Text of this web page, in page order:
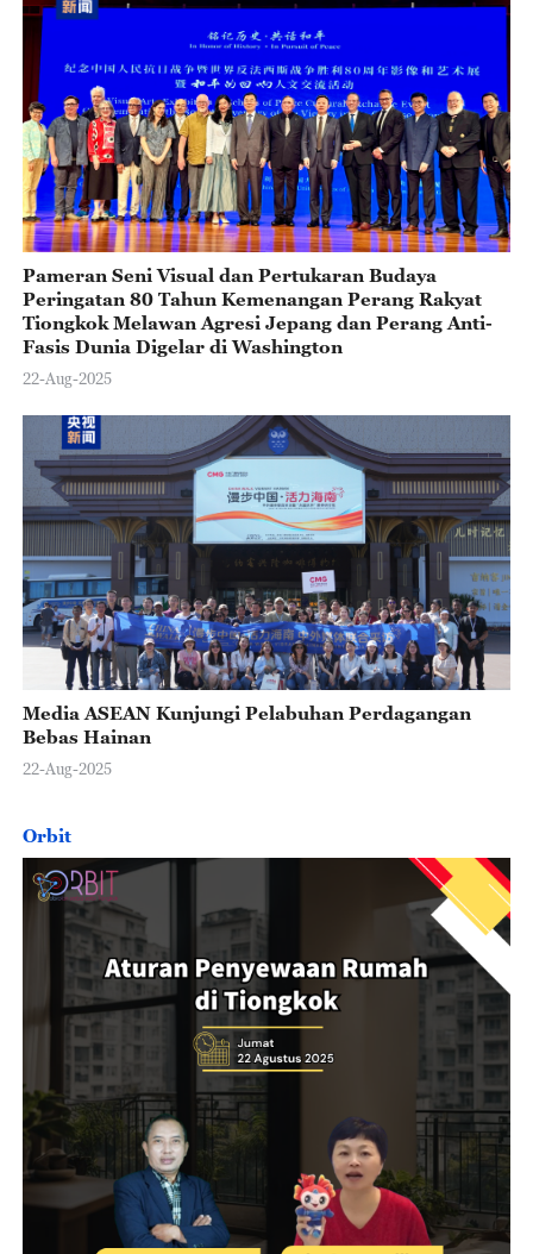
Pameran Seni Visual dan Pertukaran Budaya
Peringatan 80 Tahun Kemenangan Perang Rakyat
Tiongkok Melawan Agresi Jepang dan Perang Anti-
Fasis Dunia Digelar di Washington
22-Aug-2025
Media ASEAN Kunjungi Pelabuhan Perdagangan
Bebas Hainan
22-Aug-2025
Orbit